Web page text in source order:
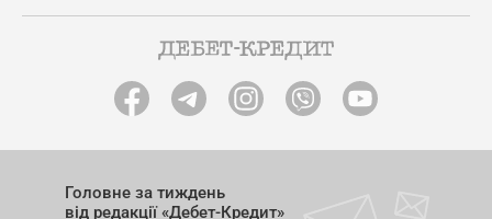
Головне за тиждень
від редакції «Дебет-Кредит»